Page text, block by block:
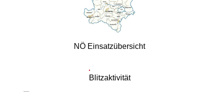
NÖ Einsatzübersicht
Blitzaktivität